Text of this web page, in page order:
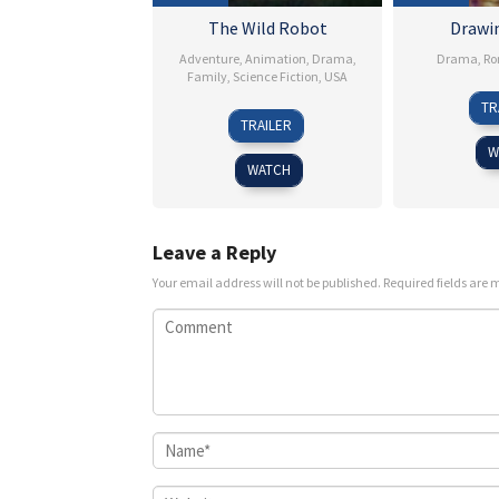
The Wild Robot
Adventure, Animation Drama
Family Science Fiction USA
12
Sep
2024
Chris
Sanders
TRAILER
WATCH
Drama
Leave a Reply
Your email address will not be published. Required fields are